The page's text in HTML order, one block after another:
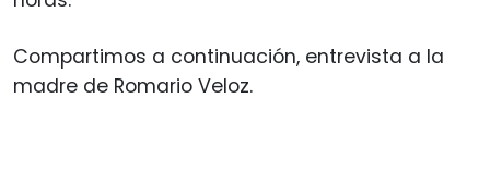
Compartimos a continuación, entrevista a la
madre de Romario Veloz.